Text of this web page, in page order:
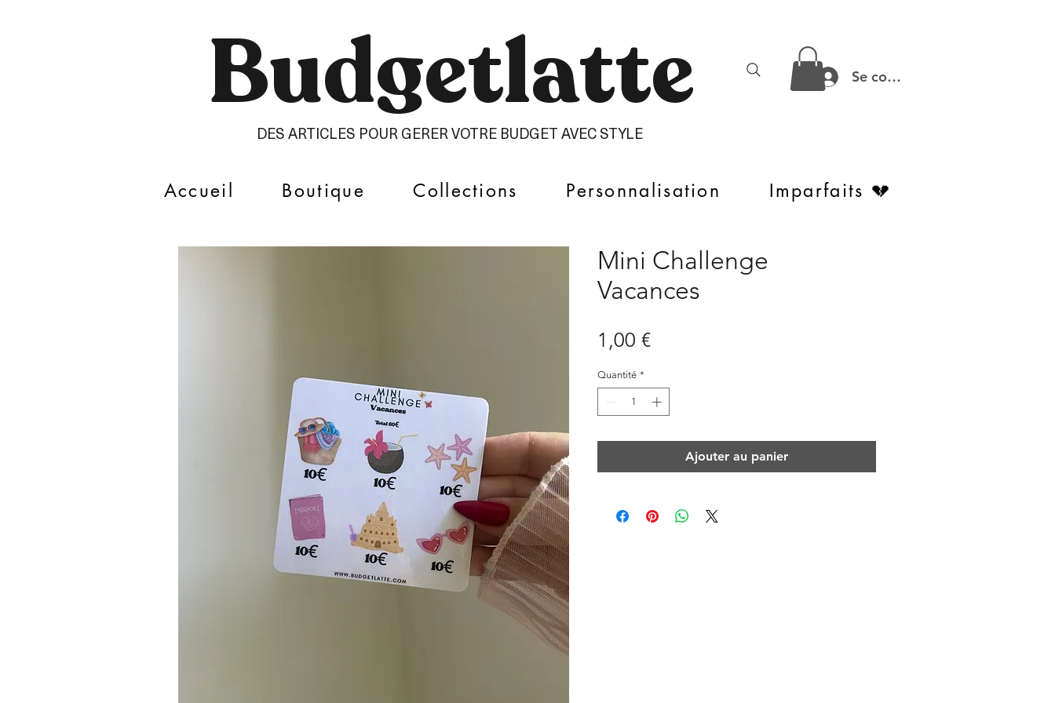
Se connecter
Budgetlatte​
DES ARTICLES POUR GERER VOTRE BUDGET AVEC STYLE
Accueil Boutique Collections Personnalisation Imparfaits 💔
Mini Challenge
Vacances
1,00 €Prix
Quantité *
Ajouter au panier